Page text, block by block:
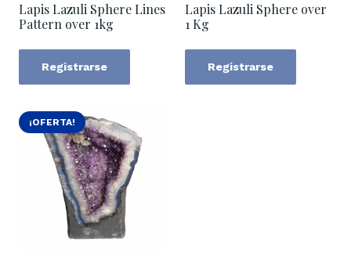
Lapis Lazuli Sphere Lines
Pattern over 1kg
Registrarse
Lapis Lazuli Sphere over
1 Kg
Registrarse
¡OFERTA!